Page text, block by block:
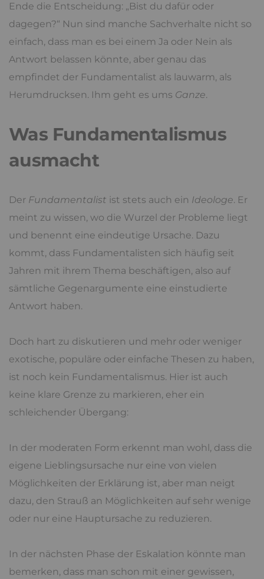
Ende die Entscheidung: „Bist du dafür oder
dagegen?“ Nun sind manche Sachverhalte nicht so
einfach, dass man es bei einem Ja oder Nein als
Antwort belassen könnte, aber genau das
empfindet der Fundamentalist als lauwarm, als
Herumdrucksen. Ihm geht es ums Ganze.
Was Fundamentalismus
ausmacht
Der Fundamentalist ist stets auch ein Ideologe. Er
meint zu wissen, wo die Wurzel der Probleme liegt
und benennt eine eindeutige Ursache. Dazu
kommt, dass Fundamentalisten sich häufig seit
Jahren mit ihrem Thema beschäftigen, also auf
sämtliche Gegenargumente eine einstudierte
Antwort haben.
Doch hart zu diskutieren und mehr oder weniger
exotische, populäre oder einfache Thesen zu haben,
ist noch kein Fundamentalismus. Hier ist auch
schleichender Übergang: